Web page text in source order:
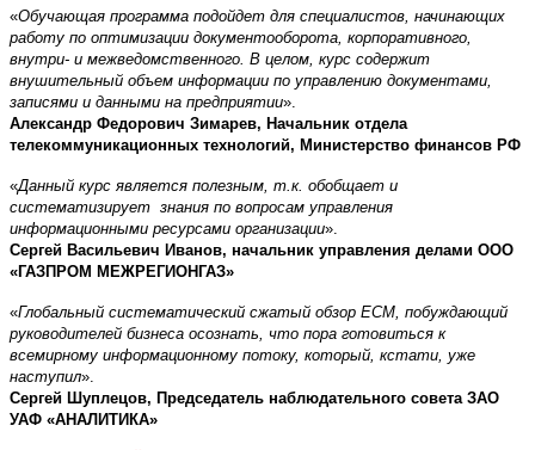
«Обучающая программа подойдет для специалистов, начинающих
работу по оптимизации документооборота, корпоративного,
внутри- и межведомственного. В целом, курс содержит
внушительный объем информации по управлению документами,
записями и данными на предприятии».
Александр Федорович Зимарев, Начальник отдела
телекоммуникационных технологий, Министерство финансов РФ
«Данный курс является полезным, т.к. обобщает и
систематизирует знания по вопросам управления
информационными ресурсами организации».
Сергей Васильевич Иванов, начальник управления делами ООО
«ГАЗПРОМ МЕЖРЕГИОНГАЗ»
«Глобальный систематический сжатый обзор ЕСМ, побуждающий
руководителей бизнеса осознать, что пора готовиться к
всемирному информационному потоку, который, кстати, уже
наступил».
Сергей Шуплецов, Председатель наблюдательного совета ЗАО
УАФ «АНАЛИТИКА»